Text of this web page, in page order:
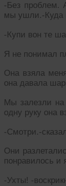
-Без проблем.
мы ушли.-Куда
-Купи вон те
Я не понимал
Она взяла
она давала
Мы залезли
одну руку она
-Смотри.-
Они
понравилось и
-Ухты! -